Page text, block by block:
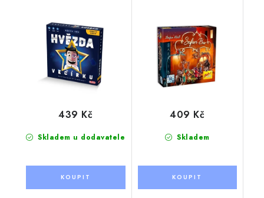
Skladem u dodavatele
439 Kč
Skladem
409 Kč